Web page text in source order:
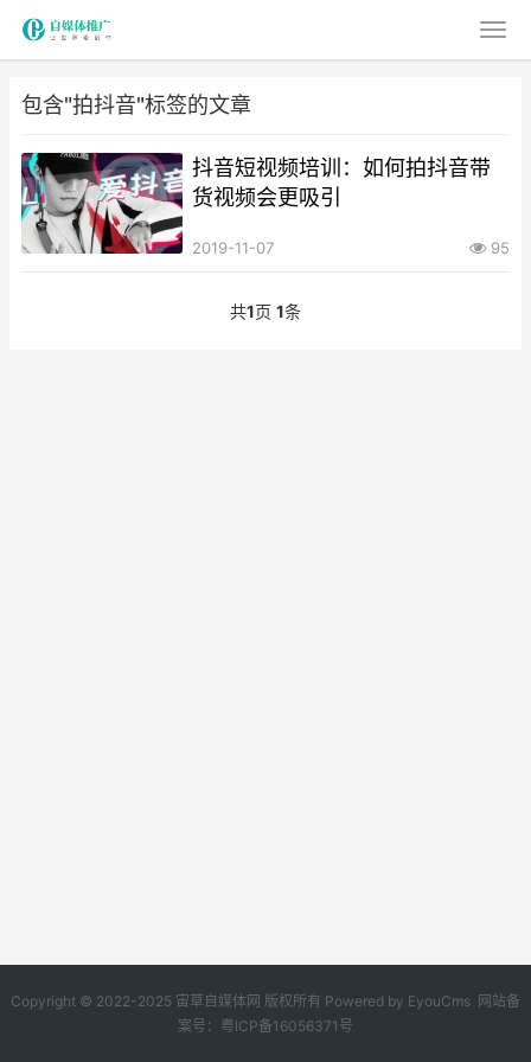
包含"拍抖音"标签的文章
抖音短视频培训：如何拍抖音带
货视频会更吸引
2019-11-07 95
共1页 1条
Copyright © 2022-2025 宙草自媒体网 版权所有 Powered by EyouCms 网站备
案号： 粤ICP备16056371号